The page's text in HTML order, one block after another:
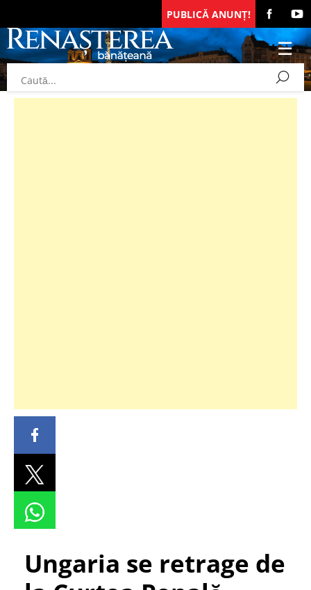
PUBLICĂ ANUNȚ!
Ungaria se retrage de